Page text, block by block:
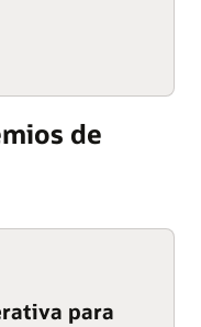
de
para